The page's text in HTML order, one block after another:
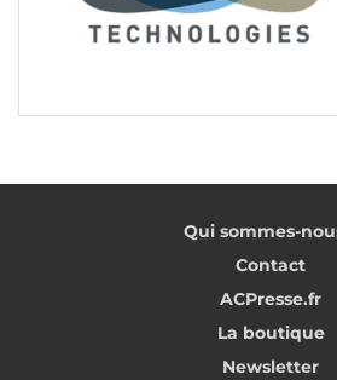
Chape et
chaussée, deux étages ont
chaque fois que l’on nous
chape sur un plancher bois, la
capacité de portance se pose,
Dans le cas présent, le
donné son aval. Et nous avons
Qui sommes-
Contact
ACPresse.fr
La boutique
Newsletter